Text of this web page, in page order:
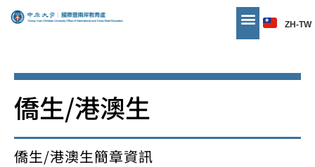
ZH-TW
僑生/港澳生
僑生/港澳生簡章資訊